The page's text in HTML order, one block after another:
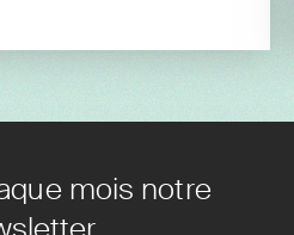
mois notre